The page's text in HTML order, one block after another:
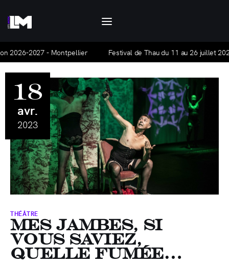
2026-2027 - Montpellier Festival de Thau du 11 au 26 juillet 2026 !
Let's Motiv est un agenda culturel, mensuel et
gratuit, qui traite de l'actualité à Montpellier
et ses alentours.
Agenda
Hors-série
Articles
La base Alpha
Nous contacter
THÉÂTRE
Mes jambes, si
vous saviez,
quelle fumée…
18
avr.
2023